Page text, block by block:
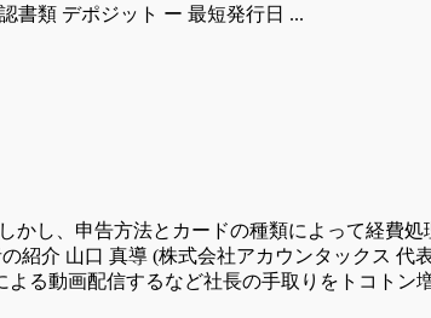
書類 デポジット ー 最短発行日 ...
し、申告方法とカードの種類によって経費
介 山口 真導 (株式会社アカウンタックス 代
る動画配信するなど社長の手取りをトコトン